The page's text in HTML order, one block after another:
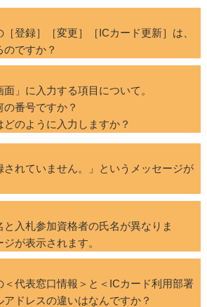
登録］［変更］［ICカード更新］は、
ですか？
面」に入力する項目について。
の番号ですか？
どのように入力しますか？
されていません。」というメッセージが
と入札参加資格者の氏名が異なりま
が表示されます。
＜代表窓口情報＞と＜ICカード利用部署
ドレスの違いはなんですか？